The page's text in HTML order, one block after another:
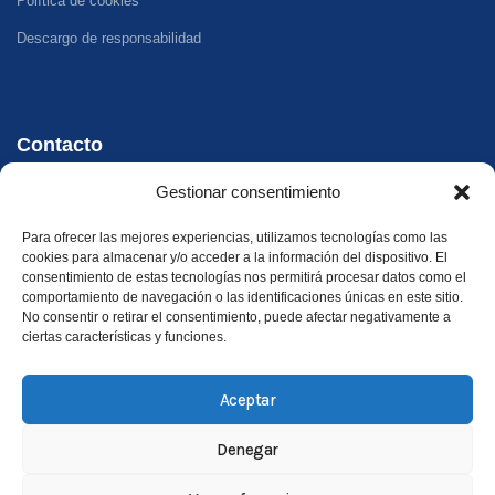
Gestionar consentimiento
Para ofrecer las mejores experiencias, utilizamos tecnologías como las
cookies para almacenar y/o acceder a la información del dispositivo. El
consentimiento de estas tecnologías nos permitirá procesar datos como el
comportamiento de navegación o las identificaciones únicas en este sitio.
No consentir o retirar el consentimiento, puede afectar negativamente a
ciertas características y funciones.
Aceptar
Denegar
Descargo de responsabilidad
Contacto
+34 647 33 96 35
Dirección
Carrer Riu Xúquer, 32, 46960 Aldaia, València
Xirivella Camper. Todos los derechos reservados.